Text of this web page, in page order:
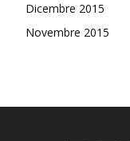
Dicembre 2015
Novembre 2015